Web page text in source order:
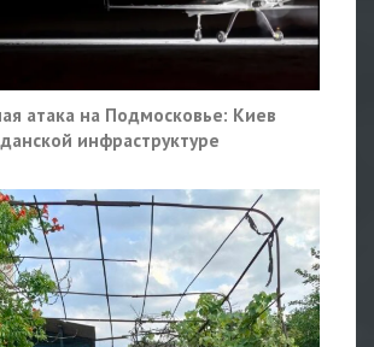
атака на Подмосковье: Киев
инфраструктуре